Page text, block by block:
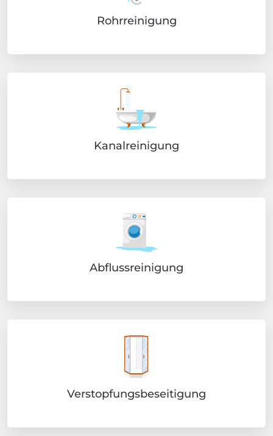
Rohrreinigung
Kanalreinigung
Abflussreinigung
Verstopfungsbeseitigung